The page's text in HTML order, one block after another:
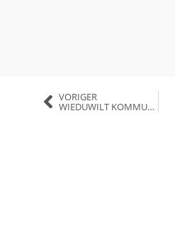
VORIGER
WIEDUWILT KOMMUNIKATION